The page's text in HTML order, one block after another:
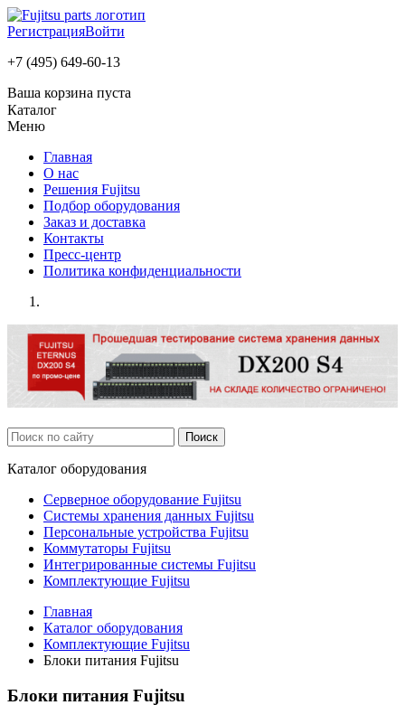
РегистрацияВойти
+7 (495) 649-60-13
Ваша корзина пуста
Каталог
Меню
Главная
О нас
Решения Fujitsu
Подбор оборудования
Заказ и доставка
Контакты
Пресс-центр
Политика конфиденциальности
Каталог оборудования
Серверное оборудование Fujitsu
Системы хранения данных Fujitsu
Персональные устройства Fujitsu
Коммутаторы Fujitsu
Интегрированные системы Fujitsu
Комплектующие Fujitsu
Главная
Каталог оборудования
Комплектующие Fujitsu
Блоки питания Fujitsu
Блоки питания Fujitsu